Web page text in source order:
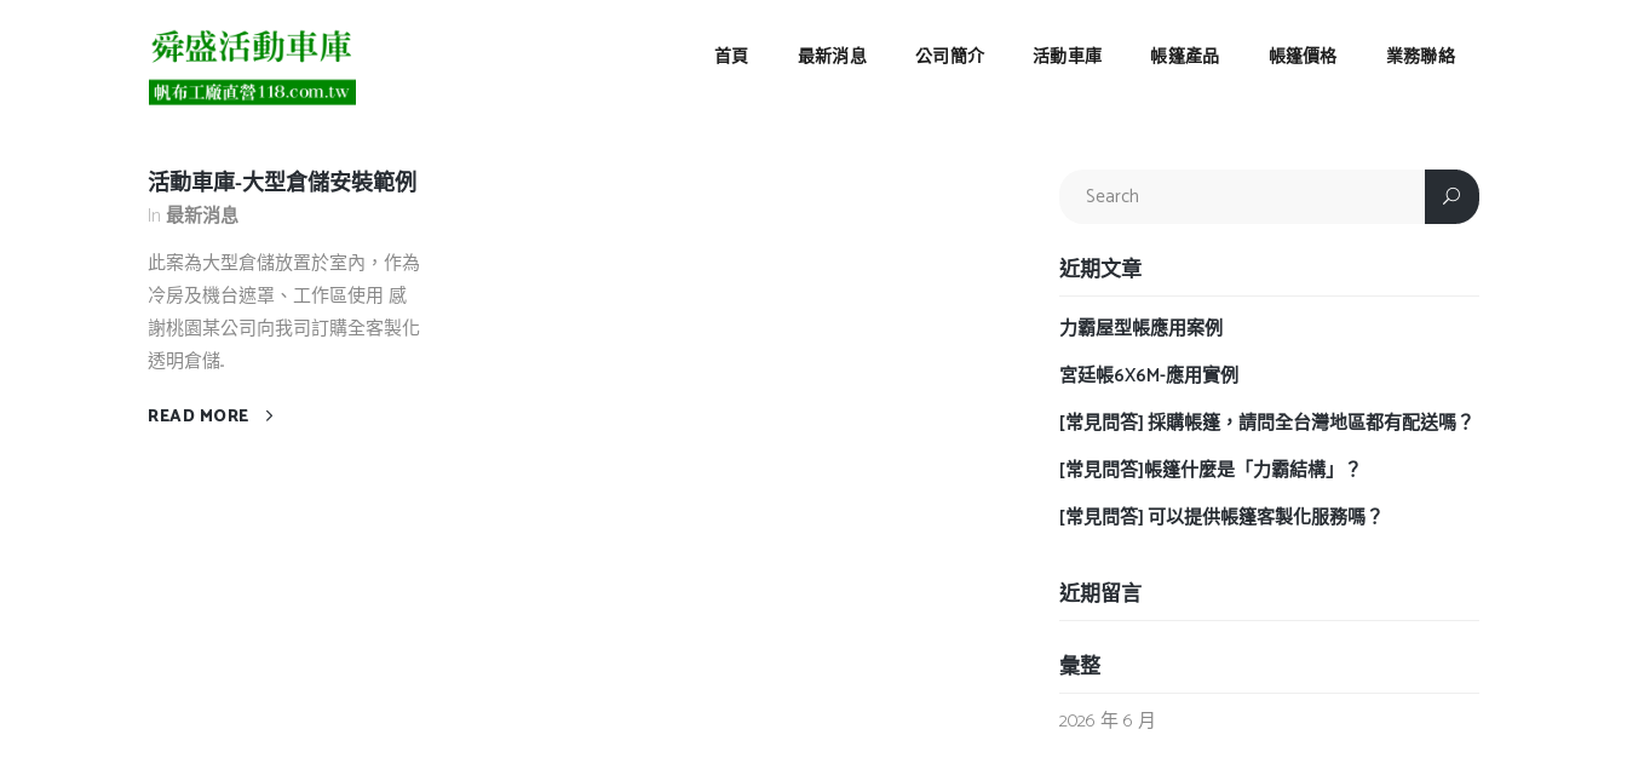
首頁 最新消息 公司簡介 活動車庫 帳篷產品 帳篷價格 業務聯絡
活動車庫-大型倉儲安裝範例
In 最新消息
此案為大型倉儲放置於室內，作為
冷房及機台遮罩、工作區使用 感
謝桃園某公司向我司訂購全客製化
透明倉儲...
READ MORE
近期文章
力霸屋型帳應用案例
宮廷帳6X6M-應用實例
[常見問答] 採購帳篷，請問全台灣地區都有配送嗎？
[常見問答]帳篷什麼是「力霸結構」？
[常見問答] 可以提供帳篷客製化服務嗎？
近期留言
彙整
2026 年 6 月